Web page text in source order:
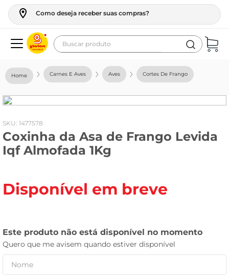
Como deseja receber suas compras?
Buscar produto
Carnes E Aves Aves Cortes De Frango
: 1477578
Coxinha da Asa de Frango Levida
Iqf Almofada 1Kg
Disponível em breve
geladeira
fogao
café
cerveja
leite
leite pó